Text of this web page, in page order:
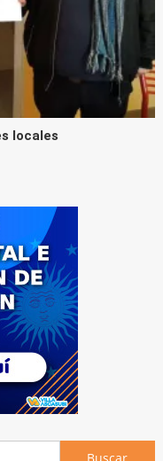
locales
Buscar: